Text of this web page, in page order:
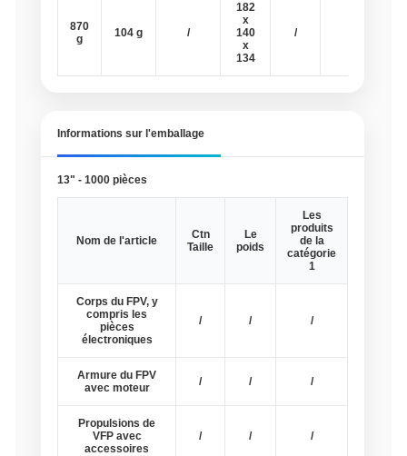
870
g
104 g /
182
x
140
x
134
/
Informations sur l'emballage
13" - 1000 pièces
Nom de l'article
Ctn
Taille
Le
poids
Les
produits
de la
catégorie
1
Corps du FPV, y
compris les
pièces
électroniques
/ / /
Armure du FPV
avec moteur
/ / /
Propulsions de
VFP avec
accessoires
/ / /